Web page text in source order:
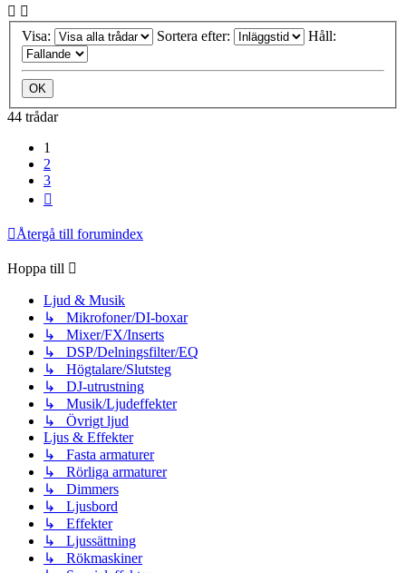
Visa: Sortera efter: Håll:
44 trådar
1
2
3
Återgå till forumindex
Hoppa till
Ljud & Musik
↳ Mikrofoner/DI-boxar
↳ Mixer/FX/Inserts
↳ DSP/Delningsfilter/EQ
↳ Högtalare/Slutsteg
↳ DJ-utrustning
↳ Musik/Ljudeffekter
↳ Övrigt ljud
Ljus & Effekter
↳ Fasta armaturer
↳ Rörliga armaturer
↳ Dimmers
↳ Ljusbord
↳ Effekter
↳ Ljussättning
↳ Rökmaskiner